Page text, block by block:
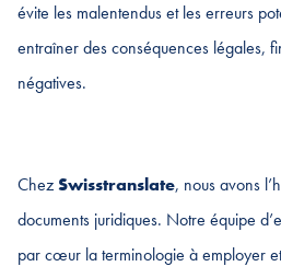
évite les malentendus et les erreurs
entraîner des conséquences légales,
négatives.
ChezSwisstranslate, nous avons
documents juridiques. Notre équipe
par cœur la terminologie à employer